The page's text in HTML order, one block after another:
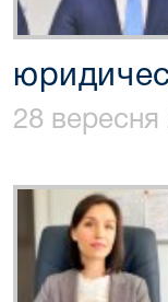
28 вересня